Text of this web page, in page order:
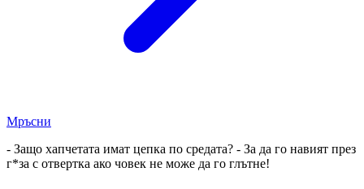
Мръсни
- Защо хапчетата имат цепка по средата? - За да го навият през
г*за с отвертка ако човек не може да го глътне!